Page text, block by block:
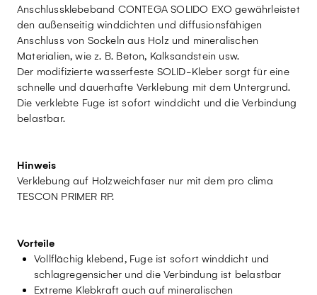
Anschlussklebeband CONTEGA SOLIDO EXO gewährleistet
den außenseitig winddichten und diffusionsfähigen
Anschluss von Sockeln aus Holz und mineralischen
Materialien, wie z. B. Beton, Kalksandstein usw.
Der modifizierte wasserfeste SOLID-Kleber sorgt für eine
schnelle und dauerhafte Verklebung mit dem Untergrund.
Die verklebte Fuge ist sofort winddicht und die Verbindung
belastbar.
Hinweis
Verklebung auf Holzweichfaser nur mit dem pro clima
TESCON PRIMER RP.
Vorteile
Vollflächig klebend, Fuge ist sofort winddicht und
schlagregensicher und die Verbindung ist belastbar
Extreme Klebkraft auch auf mineralischen